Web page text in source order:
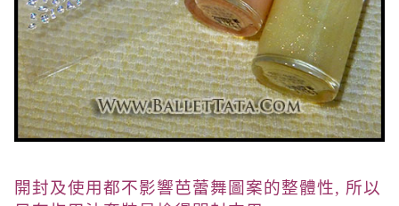
開封及使用都不影響芭蕾舞圖案的整體性, 所以